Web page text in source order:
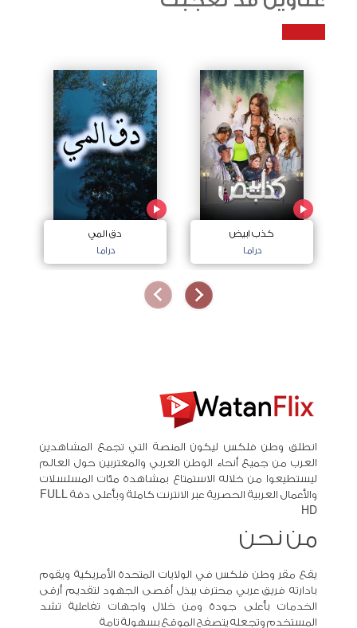
كذب ابيض
دراما
دق المي
دراما
انطلق وطن فلكس ليكون المنصة التي تجمع المشاهدين
العرب من جميع أنحاء الوطن العربي والمغتربين حول العالم
ليستطيعوا من خلاله الاستمتاع بمشاهدة مئات المسلسلات
والأعمال العربية الحصرية عبر الانترنت كاملة وبأعلى دقة FULL
HD
من نحن
يقع مقر وطن فلكس في الولايات المتحدة الأمريكية ويقوم
بادارته فريق عربي محترف يبذل أقصى الجهود لتقديم أرقى
الخدمات بأعلى جودة ومن خلال واجهات تفاعلية تشد
المستخدم وتجعله يتصفح الموقع بسهولة تامة